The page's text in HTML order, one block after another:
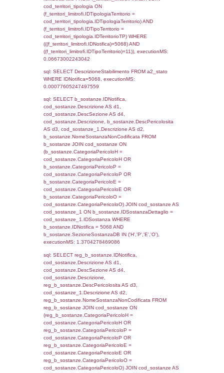
sql: SELECT f_territori_limitrofi.Distanza,
f_territori_limitrofi.Direzione,
f_territori_limitrofi.Denominazione,
f_territori_limitrofi.DescAltro FROM
JOIN cod_territori_tipologia ON
(f_territori_limitrofi.IDTipologiaTerritorio =
cod_territori_tipologia.IDTipologiaTerritorio)
(f_territori_limitrofi.IDTipoTerritorio =
cod_territori_tipologia.IDTerritorioTP)
(((f_territori_limitrofi.IDNotifica)=5068) AND
((f_territori_limitrofi.IDTipoTerritorio)=5)),
0.070175170898438
sql: SELECT f_territori_limitrofi.Distanza,
f_territori_limitrofi.Direzione,
f_territori_limitrofi.Denominazione,
rofi.DescAltro FROM f_territori_limitrofi
cod_territori_tipologia ON
(f_territori_limitrofi.IDTipologiaTerritorio =
cod_territori_tipologia.IDTipologiaTerritorio)
(f_territori_limitrofi.IDTipoTerritorio =
cod_territori_tipologia.IDTerritorioTP)
(((f_territori_limitrofi.IDNotifica)=5068) AND
((f_territori_limitrofi.IDTipoTerritorio)=6)),
0.07007884979248
sql: SELECT f_territori_limitrofi.Distanza,
f_territori_limitrofi.Direzione,
f_territori_limitrofi.Denominazione,
rofi.DescAltro FROM f_territori_limitrofi